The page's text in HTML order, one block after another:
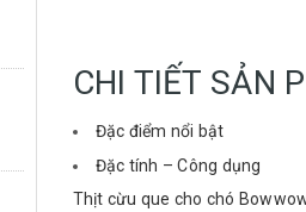
CHI TIẾT SẢN
Đặc điểm nổi bật
Đặc tính – Công dụng
Thịt cừu que cho chó